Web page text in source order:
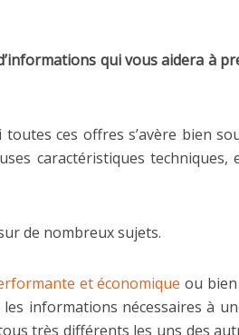
qui vous aidera à
ces offres s’avère bien
caractéristiques techniques,
de nombreux sujets.
et économique ou
informations nécessaires à
très différents les uns des